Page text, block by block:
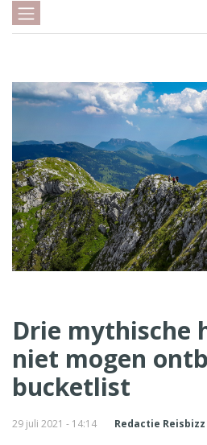
Drie mythische
niet mogen
bucketlist
29 juli 2021 - 14:14 Redactie Reisbizz